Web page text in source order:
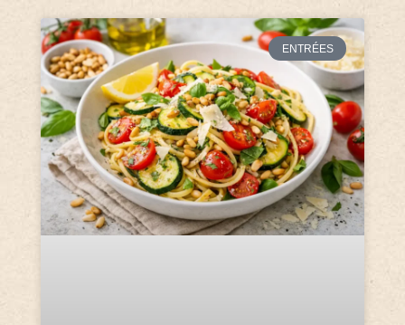
ENTRÉES